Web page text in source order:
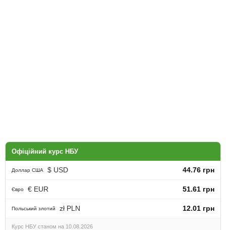
Офіційний курс НБУ
Доллар США $ USD 44.76 грн
Євро € EUR 51.61 грн
Польський злотий zł PLN 12.01 грн
Курс НБУ станом на 10.08.2026